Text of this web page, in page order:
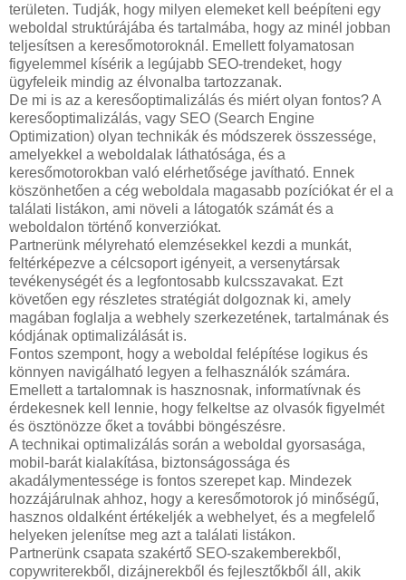
területen. Tudják, hogy milyen elemeket kell beépíteni egy
weboldal struktúrájába és tartalmába, hogy az minél jobban
teljesítsen a keresőmotoroknál. Emellett folyamatosan
figyelemmel kísérik a legújabb SEO-trendeket, hogy
ügyfeleik mindig az élvonalba tartozzanak.
De mi is az a keresőoptimalizálás és miért olyan fontos? A
keresőoptimalizálás, vagy SEO (Search Engine
Optimization) olyan technikák és módszerek összessége,
amelyekkel a weboldalak láthatósága, és a
keresőmotorokban való elérhetősége javítható. Ennek
köszönhetően a cég weboldala magasabb pozíciókat ér el a
találati listákon, ami növeli a látogatók számát és a
weboldalon történő konverziókat.
Partnerünk mélyreható elemzésekkel kezdi a munkát,
feltérképezve a célcsoport igényeit, a versenytársak
tevékenységét és a legfontosabb kulcsszavakat. Ezt
követően egy részletes stratégiát dolgoznak ki, amely
magában foglalja a webhely szerkezetének, tartalmának és
kódjának optimalizálását is.
Fontos szempont, hogy a weboldal felépítése logikus és
könnyen navigálható legyen a felhasználók számára.
Emellett a tartalomnak is hasznosnak, informatívnak és
érdekesnek kell lennie, hogy felkeltse az olvasók figyelmét
és ösztönözze őket a további böngészésre.
A technikai optimalizálás során a weboldal gyorsasága,
mobil-barát kialakítása, biztonságossága és
akadálymentessége is fontos szerepet kap. Mindezek
hozzájárulnak ahhoz, hogy a keresőmotorok jó minőségű,
hasznos oldalként értékeljék a webhelyet, és a megfelelő
helyeken jelenítse meg azt a találati listákon.
Partnerünk csapata szakértő SEO-szakemberekből,
copywriterekből, dizájnerekből és fejlesztőkből áll, akik